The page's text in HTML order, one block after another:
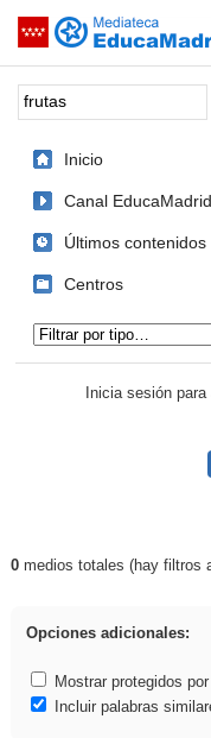
Saltar navegación
Palabra o frase:
Inicio
Canal EducaMadrid
Últimos contenidos
Centros
Inicia sesión
Resultados de:
0medios totales (hay filtros
Opciones adicionales:
Mostrar protegidos
Incluir palabras